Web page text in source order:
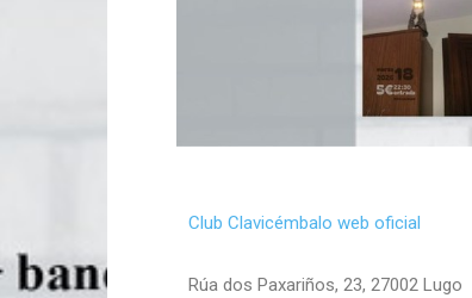
Club Clavicémbalo web oficial
Rúa dos Paxariños, 23, 27002 Lugo